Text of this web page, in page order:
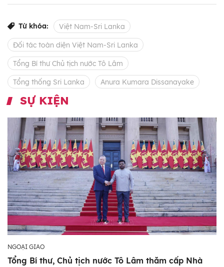
Từ khóa: Việt Nam-Sri Lanka
Đối tác toàn diện Việt Nam-Sri Lanka
Tổng Bí thư Chủ tịch nước Tô Lâm
Tổng thống Sri Lanka Anura Kumara Dissanayake
SỰ KIỆN
NGOẠI GIAO
Tổng Bí thư, Chủ tịch nước Tô Lâm thăm cấp Nhà